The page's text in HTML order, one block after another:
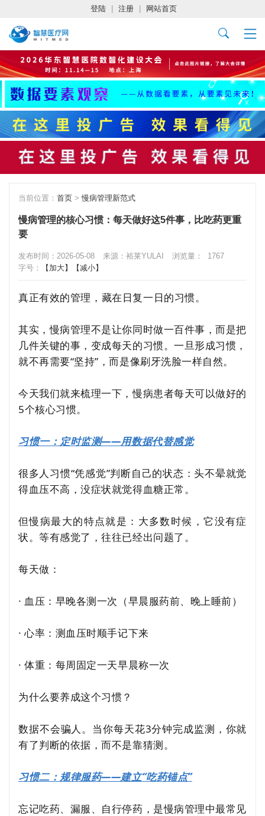
登陆 注册 网站首页
当前位置： 首页 > 慢病管理新范式
慢病管理的核心习惯：每天做好这5件事，比吃药更重
要
发布时间：2026-05-08 来源：裕莱YULAI 浏览量：
1767
字号：
【加大】 【减小】
真正有效的管理，藏在日复一日的习惯。
其实，慢病管理不是让你同时做一百件事，而是把
几件关键的事，变成每天的习惯。一旦形成习惯，
就不再需要“坚持”，而是像刷牙洗脸一样自然。
今天我们就来梳理一下，慢病患者每天可以做好的
5个核心习惯。
习惯一：定时监测——用数据代替感觉
很多人习惯“凭感觉”判断自己的状态：头不晕就觉
得血压不高，没症状就觉得血糖正常。
但慢病最大的特点就是：大多数时候，它没有症
状。等有感觉了，往往已经出问题了。
每天做：
· 血压：早晚各测一次（早晨服药前、晚上睡前）
· 心率：测血压时顺手记下来
· 体重：每周固定一天早晨称一次
为什么要养成这个习惯？
数据不会骗人。当你每天花3分钟完成监测，你就
有了判断的依据，而不是靠猜测。
习惯二：规律服药——建立“吃药锚点”
忘记吃药、漏服、自行停药，是慢病管理中最常见